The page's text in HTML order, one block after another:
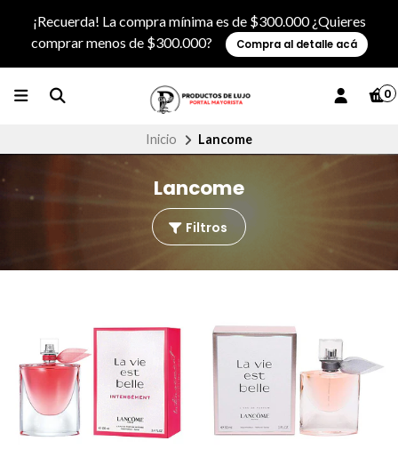
¡Recuerda! La compra mínima es de $300.000 ¿Quieres
comprar menos de $300.000?
Compra al detalle acá
0
Inicio Lancome
Lancome
Filtros